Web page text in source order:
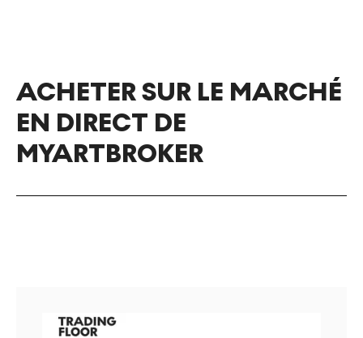
ACHETER SUR LE MARCHÉ
EN DIRECT DE
MYARTBROKER